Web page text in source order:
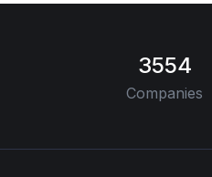
3554
Companies